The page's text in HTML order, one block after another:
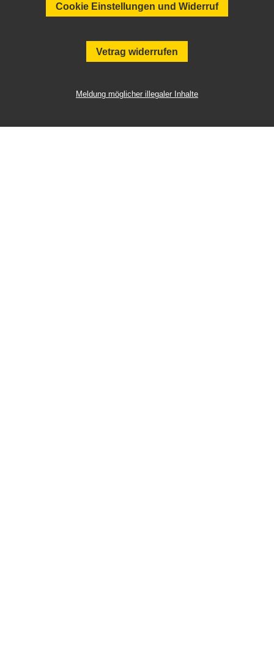
Cookie Einstellungen und Widerruf
Vetrag widerrufen
Meldung möglicher illegaler Inhalte